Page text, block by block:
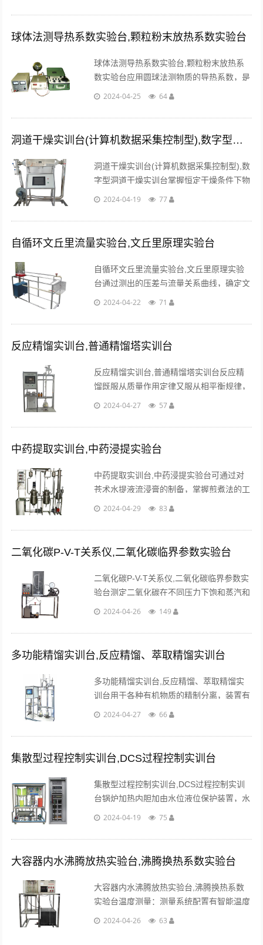
关位。...
球体法测导热系数实验台,颗粒粉末放热系数实验台
球体法测导热系数实验台,颗粒粉末放热系
数实验台应用圆球法测物质的导热系数，是
应用沿球壁半径方向三向度稳定导热的基本
验测定。...
2024-04-25 64
洞道干燥实训台(计算机数据采集控制型),数字型洞道干燥实训台
洞道干燥实训台(计算机数据采集控制型),数
字型洞道干燥实训台掌握恒定干燥条件下物
料的干燥曲线（X-τ）和干燥速率曲线（U-
法。...
2024-04-19 77
自循环文丘里流量实验台,文丘里原理实验台
自循环文丘里流量实验台,文丘里原理实验
台通过测出的压差与流量关系曲线，确定文
丘里流量计的流量系数μ值。可定量测量管
2024-04-22 71
反应精馏实训台,普通精馏塔实训台
反应精馏实训台,普通精馏塔实训台反应精
馏既服从质量作用定律又服从相平衡规律，
适于进行可逆平衡反应和异构体的分离。实
2024-04-27 57
中药提取实训台,中药浸提实验台
中药提取实训台,中药浸提实验台可通过对
苍术水提液流浸膏的制备，掌握煎煮法的工
艺流程，了解浸取时间，浸取温度，粉碎粒
2024-04-29 83
二氧化碳P-V-T关系仪,二氧化碳临界参数实验台
二氧化碳P-V-T关系仪,二氧化碳临界参数实
验台测定二氧化碳在不同压力下饱和蒸汽和
饱和液体的比热容。测定二氧化碳饱和温度
2024-04-26 149
多功能精馏实训台,反应精馏、萃取精馏实训台
多功能精馏实训台,反应精馏、萃取精馏实
训台用于各种有机物质的精制分离，装置有
两个塔，一个为无侧口的玻璃塔体，另一个
流塔头，既可以实现连续操作....
2024-04-27 66
集散型过程控制实训台,DCS过程控制实训台
集散型过程控制实训台,DCS过程控制实训
台锅炉加热内胆加由水位液位保护装置，水
位不达到一定的高度，控制系统不能控制可
2024-04-19 75
大容器内水沸腾放热实验台,沸腾换热系数实验台
大容器内水沸腾放热实验台,沸腾换热系数
实验台温度测量：测量系统配置有智能温度
控制仪表（PID调节控温，精度 0.2℃），
2024-04-26 63